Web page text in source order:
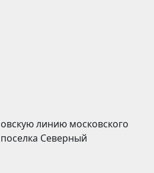
линию московского
Северный